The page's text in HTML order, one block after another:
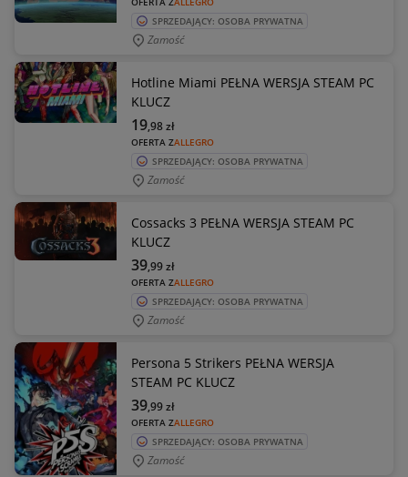
SPRZEDAJĄCY: OSOBA PRYWATNA
Zamość
Hotline Miami PEŁNA WERSJA STEAM PC
KLUCZ
OFERTA ZALLEGRO
19,98zł
SPRZEDAJĄCY: OSOBA PRYWATNA
Zamość
Cossacks 3 PEŁNA WERSJA STEAM PC
KLUCZ
OFERTA ZALLEGRO
39,99zł
SPRZEDAJĄCY: OSOBA PRYWATNA
Zamość
Persona 5 Strikers PEŁNA WERSJA
STEAM PC KLUCZ
OFERTA ZALLEGRO
39,99zł
SPRZEDAJĄCY: OSOBA PRYWATNA
Zamość